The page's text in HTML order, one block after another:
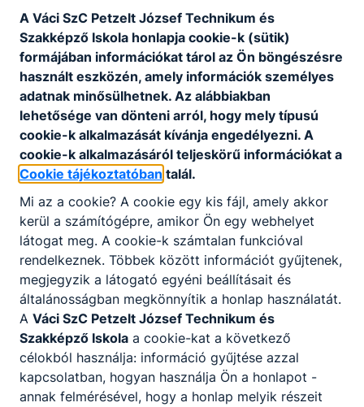
kezelésére
Eljárásrend a tanulók bántalmazási
eseteinek kivizsgálására és kezelésére
Csatolt fájlok
Eljárásrend
Letöltés
Partnereink
A Váci SzC Petzelt József Technikum és
Szakképző Iskola honlapja cookie-k (sütik)
formájában információkat tárol az Ön böngészésre
használt eszközén, amely információk személyes
adatnak minősülhetnek. Az alábbiakban
lehetősége van dönteni arról, hogy mely típusú
cookie-k alkalmazását kívánja engedélyezni. A
cookie-k alkalmazásáról teljeskörű információkat a
Cookie tájékoztatóban talál.
Mi az a cookie? A cookie egy kis fájl, amely akkor
kerül a számítógépre, amikor Ön egy webhelyet
látogat meg. A cookie-k számtalan funkcióval
rendelkeznek. Többek között információt gyűjtenek,
megjegyzik a látogató egyéni beállításait és
általánosságban megkönnyítik a honlap használatát.
A Váci SzC Petzelt József Technikum és
Szakképző Iskola a cookie-kat a következő
célokból használja: információ gyűjtése azzal
kapcsolatban, hogyan használja Ön a honlapot -
annak felmérésével, hogy a honlap melyik részeit